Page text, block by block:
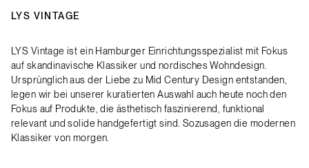
LYS VINTAGE
LYS Vintage ist ein Hamburger Einrichtungsspezialist mit Fokus
auf skandinavische Klassiker und nordisches Wohndesign.
Ursprünglich aus der Liebe zu Mid Century Design entstanden,
legen wir bei unserer kuratierten Auswahl auch heute noch den
Fokus auf Produkte, die ästhetisch faszinierend, funktional
relevant und solide handgefertigt sind. Sozusagen die modernen
Klassiker von morgen.